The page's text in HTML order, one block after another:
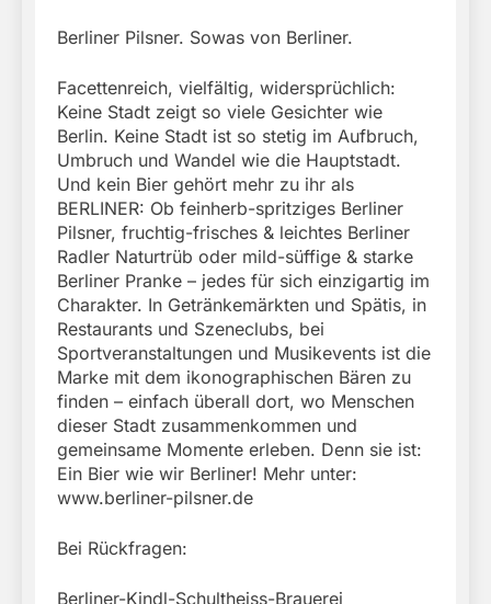
Berliner Pilsner. Sowas von Berliner.
Facettenreich, vielfältig, widersprüchlich:
Keine Stadt zeigt so viele Gesichter wie
Berlin. Keine Stadt ist so stetig im Aufbruch,
Umbruch und Wandel wie die Hauptstadt.
Und kein Bier gehört mehr zu ihr als
BERLINER: Ob feinherb-spritziges Berliner
Pilsner, fruchtig-frisches & leichtes Berliner
Radler Naturtrüb oder mild-süffige & starke
Berliner Pranke – jedes für sich einzigartig im
Charakter. In Getränkemärkten und Spätis, in
Restaurants und Szeneclubs, bei
Sportveranstaltungen und Musikevents ist die
Marke mit dem ikonographischen Bären zu
finden – einfach überall dort, wo Menschen
dieser Stadt zusammenkommen und
gemeinsame Momente erleben. Denn sie ist:
Ein Bier wie wir Berliner! Mehr unter:
www.berliner-pilsner.de
Bei Rückfragen:
Berliner-Kindl-Schultheiss-Brauerei